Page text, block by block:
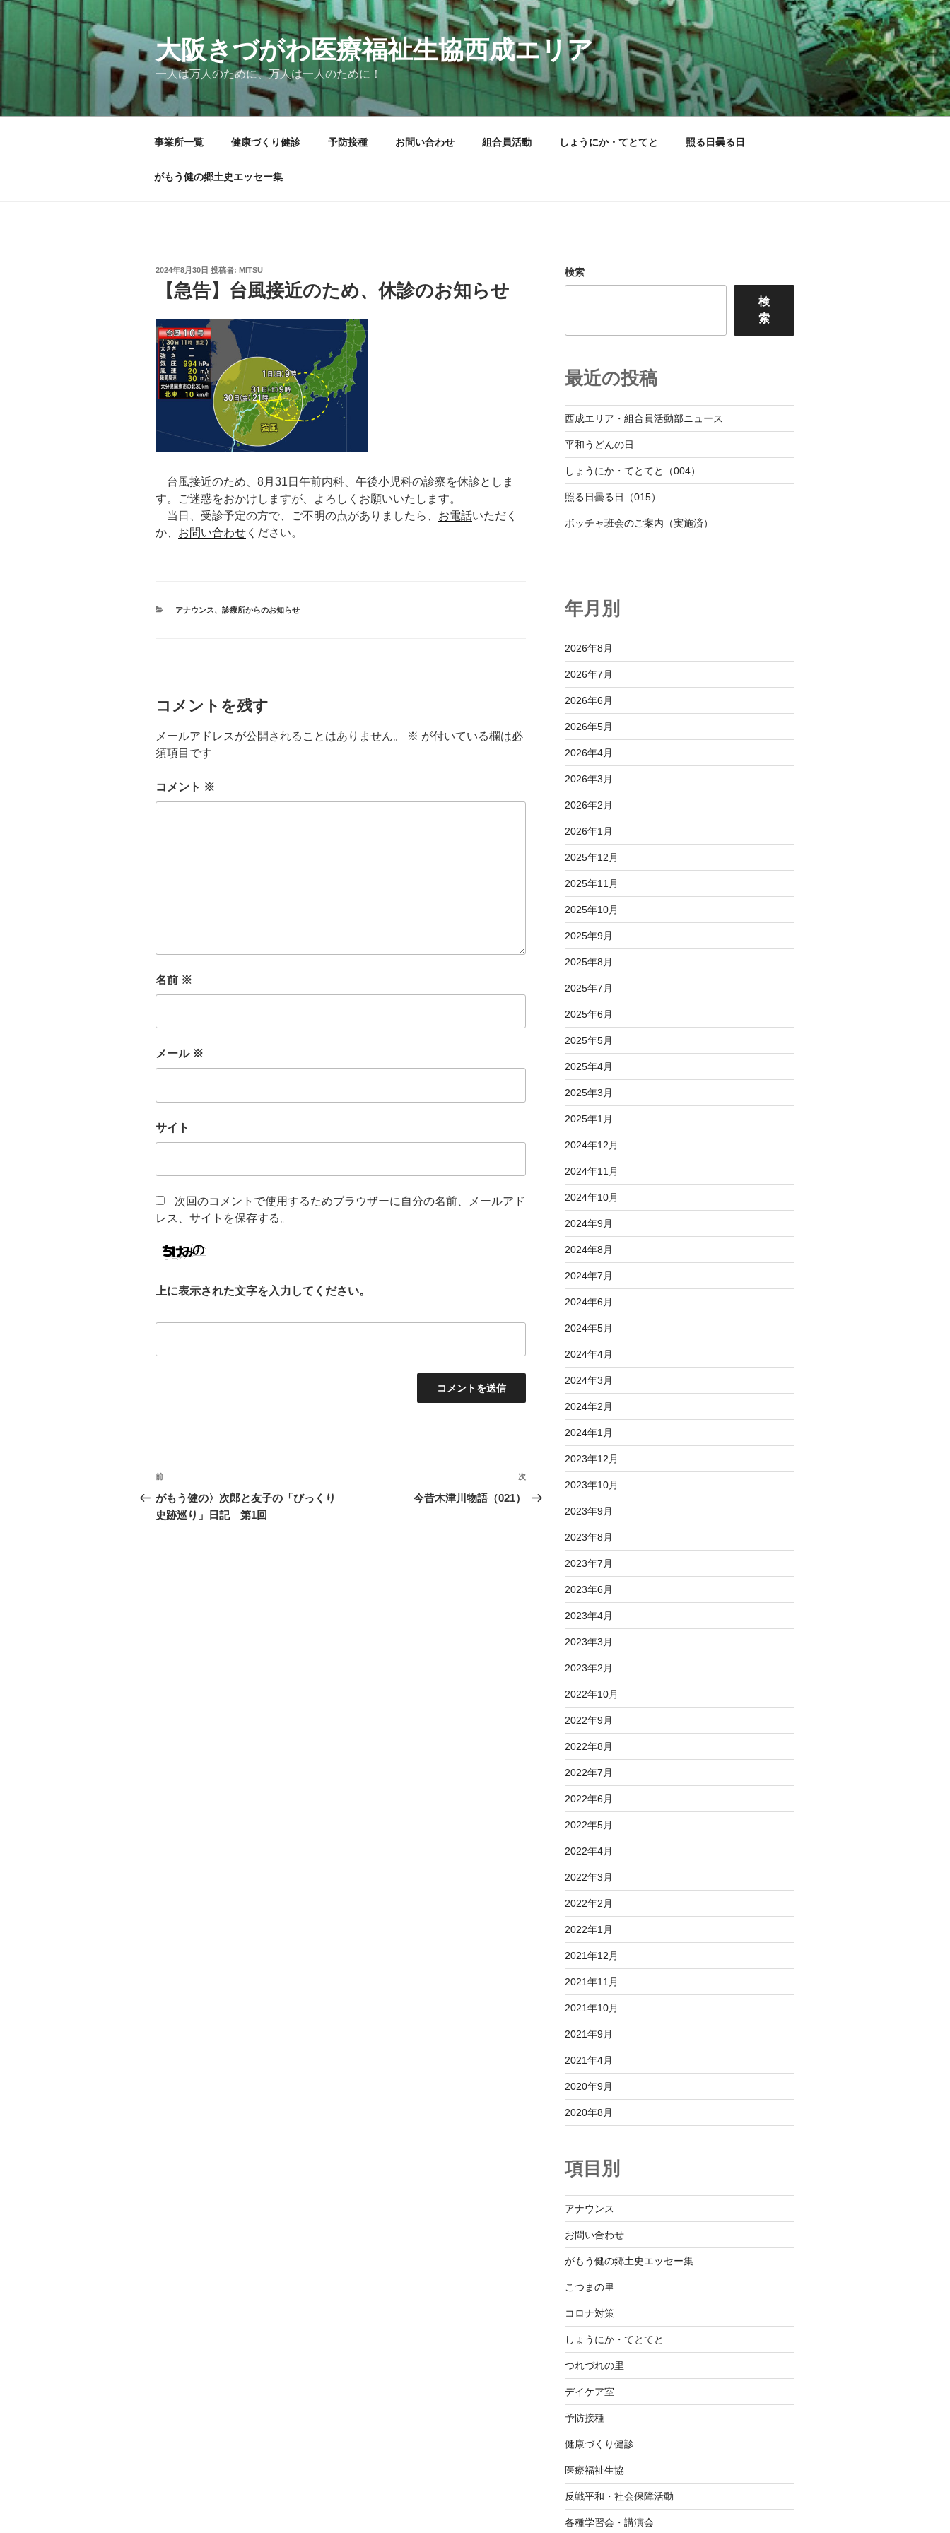
ン
ス
大阪きづがわ医療福祉生協西成エリア
一人は万人のために、万人は一人のために！
事業所一覧 健康づくり健診 予防接種 お問い合わせ 組合員活動 しょうにか・てとてと 照る日曇る日
がもう健の郷土史エッセー集
投
2024年8月30日 投稿者: MITSU
【急告】台風接近のため、休診のお知らせ
台風接近のため、8月31日午前内科、午後小児科の診察を休診としま
す。ご迷惑をおかけしますが、よろしくお願いいたします。
当日、受診予定の方で、ご不明の点がありましたら、 お電話いただく
か、 お問い合わせ ください。
カ
アナウンス、 診療所からのお知らせ
コメントを残す
メールアドレスが公開されることはありません。 ※ が付いている欄は必
須項目です
コメント ※
名前 ※
メール ※
サイト
次回のコメントで使用するためブラウザーに自分の名前、メールアド
レス、サイトを保存する。
上に表示された文字を入力してください。
投
稿
ナ
前
の
投
前
がもう健の〉次郎と友子の「びっくり
史跡巡り」日記 第1回
次
の
次
今昔木津川物語（021）
検索
検
索
最近の投稿
西成エリア・組合員活動部ニュース
平和うどんの日
しょうにか・てとてと（004）
照る日曇る日（015）
ボッチャ班会のご案内（実施済）
年月別
2026年8月
2026年7月
2026年6月
2026年5月
2026年4月
2026年3月
2026年2月
2026年1月
2025年12月
2025年11月
2025年10月
2025年9月
2025年8月
2025年7月
2025年6月
2025年5月
2025年4月
2025年3月
2025年1月
2024年12月
2024年11月
2024年10月
2024年9月
2024年8月
2024年7月
2024年6月
2024年5月
2024年4月
2024年3月
2024年2月
2024年1月
2023年12月
2023年10月
2023年9月
2023年8月
2023年7月
2023年6月
2023年4月
2023年3月
2023年2月
2022年10月
2022年9月
2022年8月
2022年7月
2022年6月
2022年5月
2022年4月
2022年3月
2022年2月
2022年1月
2021年12月
2021年11月
2021年10月
2021年9月
2021年4月
2020年9月
2020年8月
項目別
アナウンス
お問い合わせ
がもう健の郷土史エッセー集
こつまの里
コロナ対策
しょうにか・てとてと
つれづれの里
デイケア室
予防接種
健康づくり健診
医療福祉生協
反戦平和・社会保障活動
各種学習会・講演会